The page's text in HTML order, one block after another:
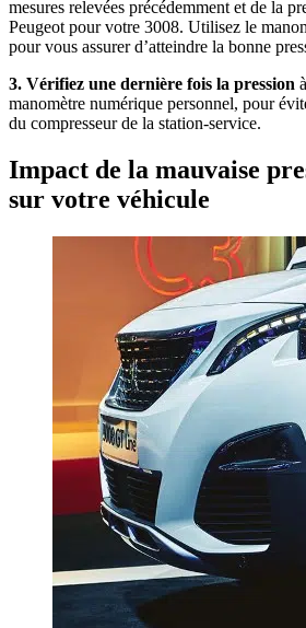
mesures relevées précédemment et de la
Peugeot pour votre 3008. Utilisez le
pour vous assurer d’atteindre la bonne
3. Vérifiez une dernière fois la pression
manomètre numérique personnel, pour
du compresseur de la station-service.
Impact de la mauvaise
sur votre véhicule